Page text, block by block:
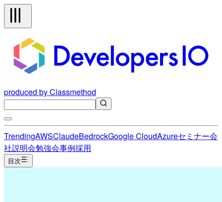
produced by Classmethod
TrendingAWSClaudeBedrockGoogle CloudAzureセミナー会
社説明会勉強会事例採用
目次